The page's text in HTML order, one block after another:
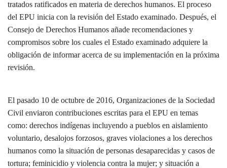
tratados ratificados en materia de derechos humanos. El proceso
del EPU inicia con la revisión del Estado examinado. Después, el
Consejo de Derechos Humanos añade recomendaciones y
compromisos sobre los cuales el Estado examinado adquiere la
obligación de informar acerca de su implementación en la próxima
revisión.
El pasado 10 de octubre de 2016, Organizaciones de la Sociedad
Civil enviaron contribuciones escritas para el EPU en temas
como: derechos indígenas incluyendo a pueblos en aislamiento
voluntario, desalojos forzosos, graves violaciones a los derechos
humanos como la situación de personas desaparecidas y casos de
tortura; feminicidio y violencia contra la mujer; y situación a